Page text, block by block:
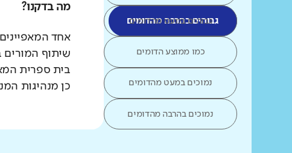
גבוהים בהרבה מהדומים
גבוהים במעט מהדומים
כמו ממוצע הדומים
נמוכים במעט מהדומים
נמוכים בהרבה מהדומים
מה בדקנו?
אחד
שיתוף המורים
בית ספרית
כן מנהיגות